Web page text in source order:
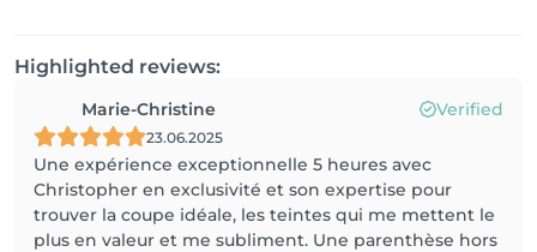
Highlighted reviews:
Marie-Christine Verified
23.06.2025
Une expérience exceptionnelle 5 heures avec
Christopher en exclusivité et son expertise pour
trouver la coupe idéale, les teintes qui me mettent le
plus en valeur et me subliment. Une parenthèse hors